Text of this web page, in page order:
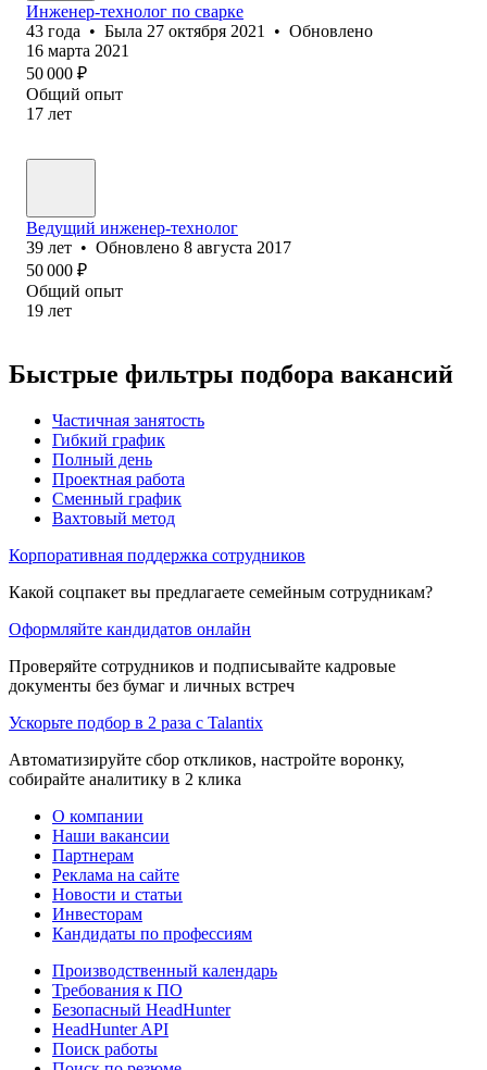
Инженер-технолог по сварке
43 года • Была 27 октября 2021 • Обновлено
16 марта 2021
50 000 ₽
Общий опыт
17 лет
Ведущий инженер-технолог
39 лет • Обновлено 8 августа 2017
50 000 ₽
Общий опыт
19 лет
Быстрые фильтры подбора вакансий
Частичная занятость
Гибкий график
Полный день
Проектная работа
Сменный график
Вахтовый метод
Корпоративная поддержка сотрудников
Какой соцпакет вы предлагаете семейным сотрудникам?
Оформляйте кандидатов онлайн
Проверяйте сотрудников и подписывайте кадровые
документы без бумаг и личных встреч
Ускорьте подбор в 2 раза с Talantix
Автоматизируйте сбор откликов, настройте воронку,
собирайте аналитику в 2 клика
О компании
Наши вакансии
Партнерам
Реклама на сайте
Новости и статьи
Инвесторам
Кандидаты по профессиям
Производственный календарь
Требования к ПО
Безопасный HeadHunter
HeadHunter API
Поиск работы